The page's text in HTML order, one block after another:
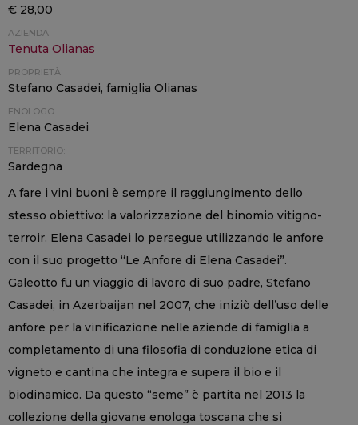
€ 28,00
AZIENDA:
Tenuta Olianas
PROPRIETÀ:
Stefano Casadei, famiglia Olianas
ENOLOGO:
Elena Casadei
TERRITORIO:
Sardegna
A fare i vini buoni è sempre il raggiungimento dello
stesso obiettivo: la valorizzazione del binomio vitigno-
terroir. Elena Casadei lo persegue utilizzando le anfore
con il suo progetto “Le Anfore di Elena Casadei”.
Galeotto fu un viaggio di lavoro di suo padre, Stefano
Casadei, in Azerbaijan nel 2007, che iniziò dell’uso delle
anfore per la vinificazione nelle aziende di famiglia a
completamento di una filosofia di conduzione etica di
vigneto e cantina che integra e supera il bio e il
biodinamico. Da questo “seme” è partita nel 2013 la
collezione della giovane enologa toscana che si